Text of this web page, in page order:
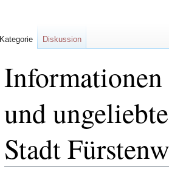
und
Stadt
Kategorie Diskussion